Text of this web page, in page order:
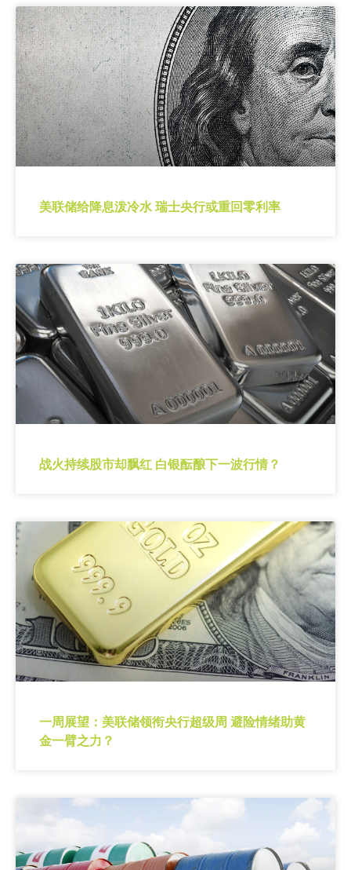
美联储给降息泼冷水 瑞士央行或重回零利率
战火持续股市却飘红 白银酝酿下一波行情？
一周展望：美联储领衔央行超级周 避险情绪助黄
金一臂之力？